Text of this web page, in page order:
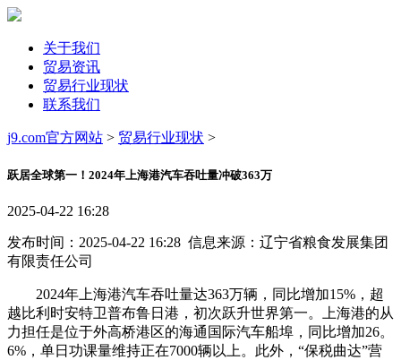
关于我们
贸易资讯
贸易行业现状
联系我们
j9.com官方网站 > 贸易行业现状 >
跃居全球第一！2024年上海港汽车吞吐量冲破363万
2025-04-22 16:28
发布时间：2025-04-22 16:28 信息来源：辽宁省粮食发展集团
有限责任公司
2024年上海港汽车吞吐量达363万辆，同比增加15%，超
越比利时安特卫普布鲁日港，初次跃升世界第一。上海港的从
力担任是位于外高桥港区的海通国际汽车船埠，同比增加26。
6%，单日功课量维持正在7000辆以上。此外，“保税曲达”营